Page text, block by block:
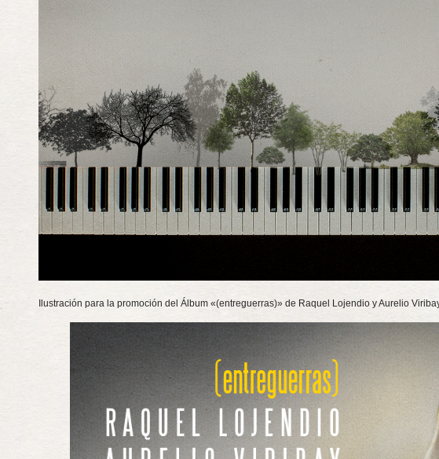
Ilustración para la promoción del Álbum «(entreguerras)» de Raquel Lojendio y Aurelio